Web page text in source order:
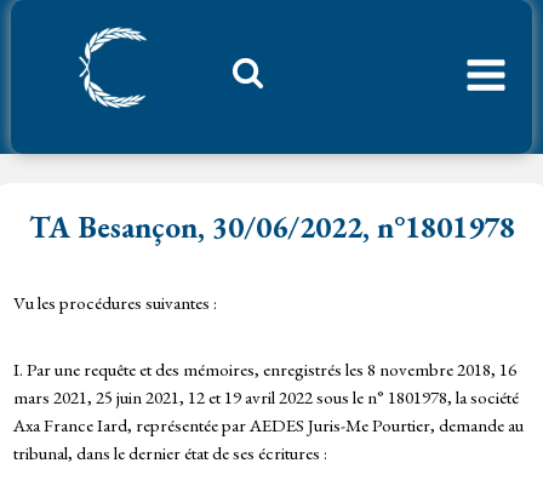
Aller
TA Besançon, 30/06/2022, n°1801978
Vu les procédures suivantes :
I. Par une requête et des mémoires, enregistrés les 8 novembre 2018, 16
mars 2021, 25 juin 2021, 12 et 19 avril 2022 sous le n° 1801978, la société
Axa France Iard, représentée par AEDES Juris-Me Pourtier, demande au
tribunal, dans le dernier état de ses écritures :